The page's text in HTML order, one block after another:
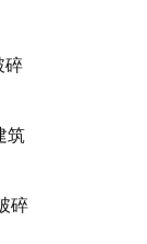
碎
筑
碎